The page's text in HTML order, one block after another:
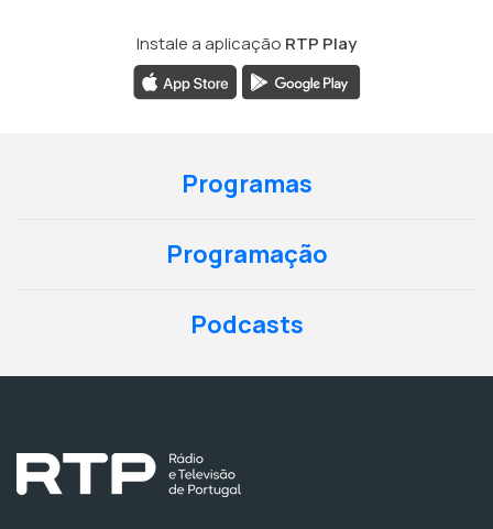
Instale a aplicação RTP Play
Programas
Programação
Podcasts